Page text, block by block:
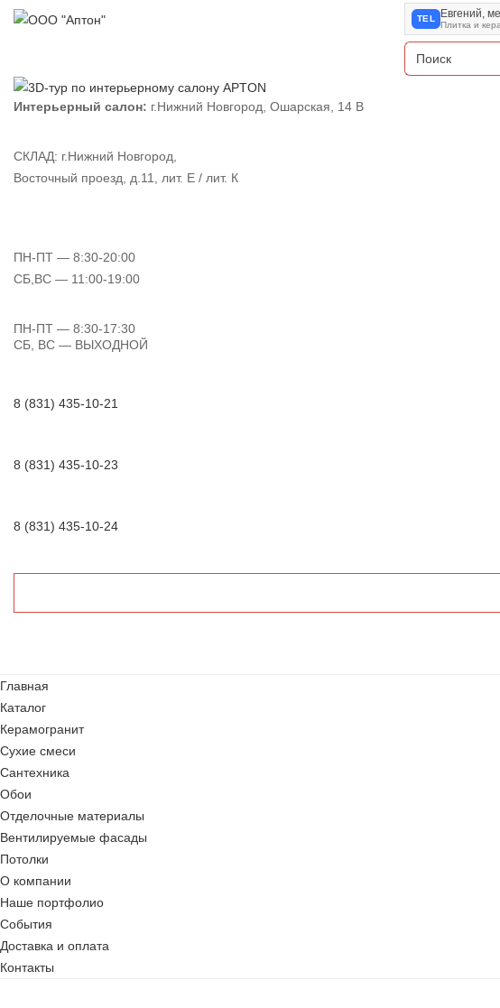
TEL Евгений,
Плитка и
Интерьерный салон: г.Нижний Новгород, Ошарская, 14 В
СКЛАД: г.Нижний Новгород,
Восточный проезд, д.11, лит. Е / лит. К
ПН-ПТ — 8:30-20:00
СБ,ВС — 11:00-19:00
ПН-ПТ — 8:30-17:30
СБ, ВС — ВЫХОДНОЙ
8 (831) 435-10-21
8 (831) 435-10-23
8 (831) 435-10-24
Главная
Каталог
Керамогранит
Сухие смеси
Сантехника
Обои
Отделочные материалы
Вентилируемые фасады
Потолки
О компании
Наше портфолио
События
Доставка и оплата
Контакты